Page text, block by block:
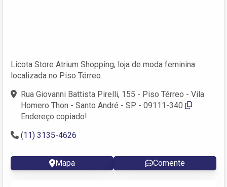
Licota Store Atrium Shopping, loja de moda feminina
localizada no Piso Térreo.
Rua Giovanni Battista Pirelli, 155 - Piso Térreo - Vila
Homero Thon - Santo André - SP - 09111-340
Endereço copiado!
(11) 3135-4626
Mapa Comente